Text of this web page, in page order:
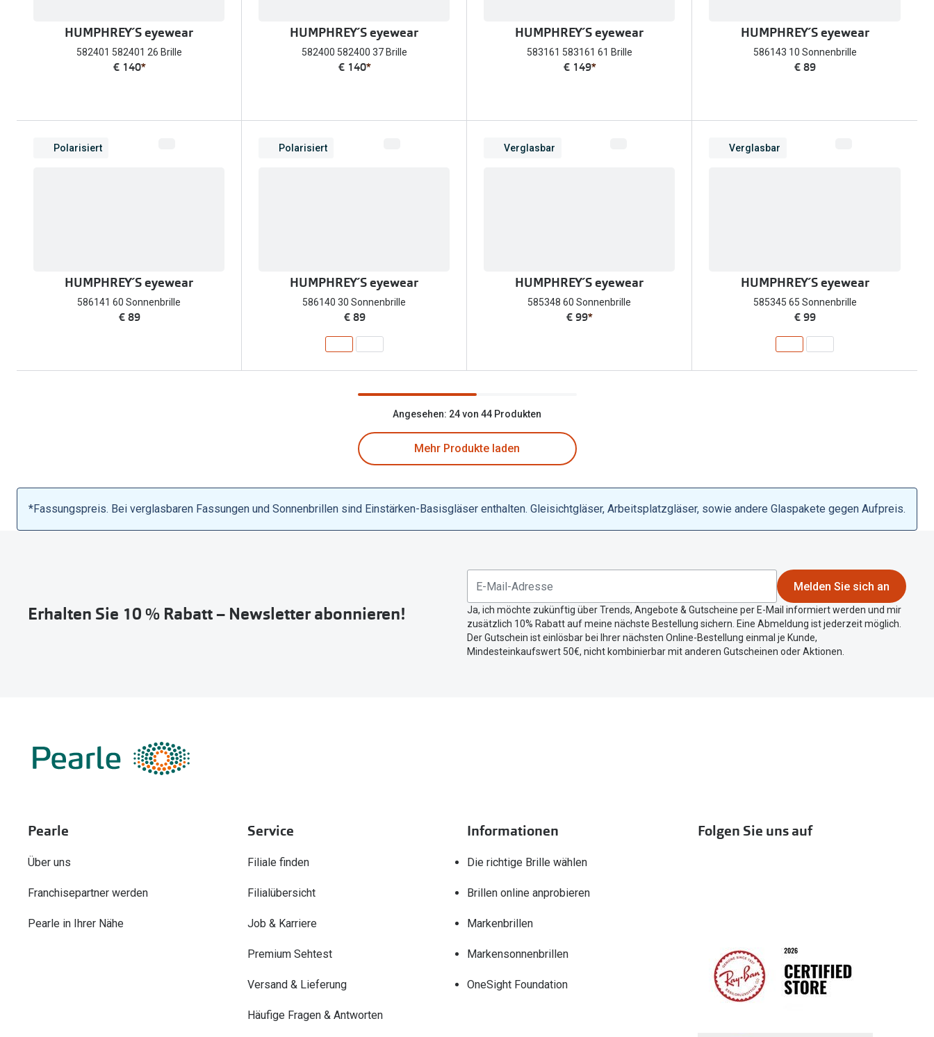
HUMPHREY´S eyewear
582401 582401 26 Brille
€ 140*
HUMPHREY´S eyewear
582400 582400 37 Brille
€ 140*
HUMPHREY´S eyewear
583161 583161 61 Brille
€ 149*
HUMPHREY´S eyewear
586143 10 Sonnenbrille
€ 89
Polarisiert
HUMPHREY´S eyewear
586141 60 Sonnenbrille
€ 89
Polarisiert
HUMPHREY´S eyewear
586140 30 Sonnenbrille
€ 89
Verglasbar
HUMPHREY´S eyewear
585348 60 Sonnenbrille
€ 99*
Verglasbar
HUMPHREY´S eyewear
585345 65 Sonnenbrille
€ 99
Angesehen: 24 von 44 Produkten
Mehr Produkte laden
*Fassungspreis. Bei verglasbaren Fassungen und Sonnenbrillen sind Einstärken-Basisgläser enthalten. Gleisichtgläser, Arbeitsplatzgläser, sowie andere Glaspakete gegen Aufpreis.
Erhalten Sie 10 % Rabatt – Newsletter abonnieren!
Melden Sie sich an
Ja, ich möchte zukünftig über Trends, Angebote & Gutscheine per E-Mail informiert werden und mir
zusätzlich 10% Rabatt auf meine nächste Bestellung sichern. Eine Abmeldung ist jederzeit möglich.
Der Gutschein ist einlösbar bei Ihrer nächsten Online-Bestellung einmal je Kunde,
Mindesteinkaufswert 50€, nicht kombinierbar mit anderen Gutscheinen oder Aktionen.
Pearle
Über uns
Franchisepartner werden
Pearle in Ihrer Nähe
Service
Filiale finden
Filialübersicht
Job & Karriere
Premium Sehtest
Versand & Lieferung
Häufige Fragen & Antworten
Informationen
Die richtige Brille wählen
Brillen online anprobieren
Markenbrillen
Markensonnenbrillen
OneSight Foundation
Folgen Sie uns auf